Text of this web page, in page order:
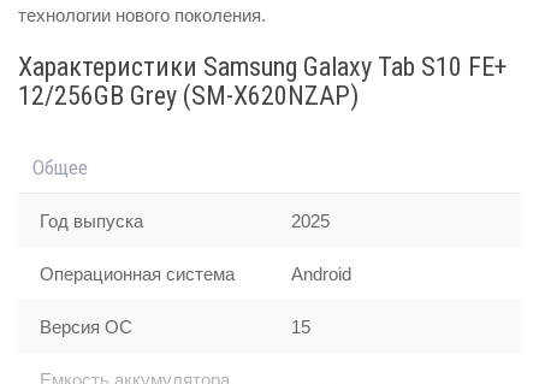
технологии нового поколения.
Характеристики Samsung Galaxy Tab S10 FE+
12/256GB Grey (SM-X620NZAP)
Общее
Год выпуска 2025
Операционная система Android
Версия ОС 15
Емкость аккумулятора,